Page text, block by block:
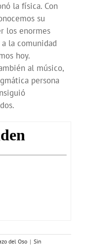
la física. Con
su
los enormes
la comunidad
hoy.
al músico,
persona
del Oso | Sin